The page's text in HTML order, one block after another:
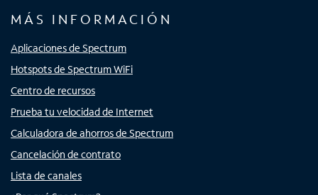
MÁS INFORMACIÓN
Aplicaciones de Spectrum
Hotspots de Spectrum WiFi
Centro de recursos
Prueba tu velocidad de Internet
Calculadora de ahorros de Spectrum
Cancelación de contrato
Lista de canales